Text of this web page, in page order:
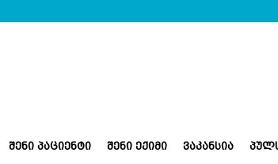
ᲨᲔᲜᲘ ᲞᲐᲪᲘᲔᲜᲢᲘ ᲨᲔᲜᲘ ᲔᲥᲘᲛᲘ ᲕᲐᲙᲐᲜᲡᲘᲐ